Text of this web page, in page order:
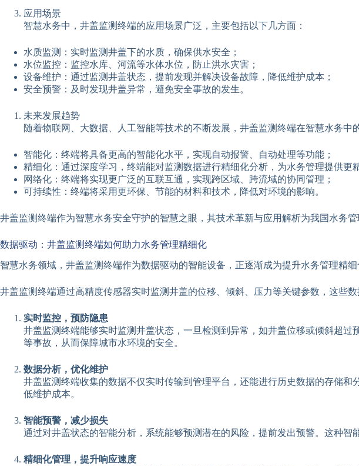
应用场景
智慧水务中，井盖监测终端的应用场景广泛，主要包括以下几方面：
水质监测：实时监测井盖下的水质，确保供水安全；
水位监控：监控水库、河流等水体水位，防止洪水灾害；
设备维护：通过监测井盖状态，提前发现并解决设备故障，降低维护成本；
安全预警：及时发现井盖异常，避免安全事故的发生。
未来发展趋势
随着物联网、大数据、人工智能等技术的不断发展，井盖监测终端在智慧水务中
智能化：终端将具备更高的智能化水平，实现自动报警、自动处理等功能；
精细化：通过深度学习，终端能对监测数据进行精细化分析，为水务管理提供更
网络化：终端将实现更广泛的互联互通，实现跨区域、跨流域的协同管理；
可持续性：终端将采用更环保、节能的材料和技术，降低对环境的影响。
井盖监测终端作为智慧水务安全守护的智慧之眼，其技术革新与应用解析为我国水务
数据驱动：井盖监测终端如何助力水务管理精细化
智慧水务领域，井盖监测终端作为数据驱动的智能设备，正逐渐成为提升水务管理精
井盖监测终端通过高精度传感器实时监测井盖的位移、倾斜、压力等关键参数，这些
实时监控，预防隐患
井盖监测终端能够实时监测井盖状态，一旦检测到异常，如井盖位移或倾斜超
等事故，从而保障城市水环境的安全。
数据分析，优化维护
井盖监测终端收集的数据不仅实时传输到管理平台，还能进行历史数据的存储
低维护成本。
智能预警，减少损失
通过对井盖状态的智能分析，系统能够预测潜在的风险，提前发出预警。这种
精细化管理，提升响应速度